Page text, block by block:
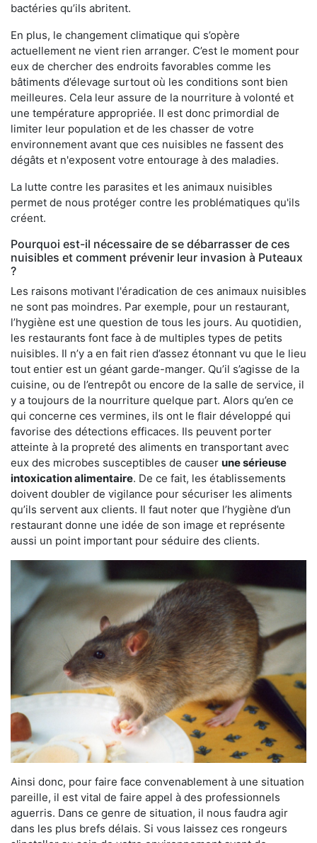
bactéries qu’ils abritent.
En plus, le changement climatique qui s’opère
actuellement ne vient rien arranger. C’est le moment pour
eux de chercher des endroits favorables comme les
bâtiments d’élevage surtout où les conditions sont bien
meilleures. Cela leur assure de la nourriture à volonté et
une température appropriée. Il est donc primordial de
limiter leur population et de les chasser de votre
environnement avant que ces nuisibles ne fassent des
dégâts et n'exposent votre entourage à des maladies.
La lutte contre les parasites et les animaux nuisibles
permet de nous protéger contre les problématiques qu'ils
créent.
Pourquoi est-il nécessaire de se débarrasser de ces
nuisibles et comment prévenir leur invasion à Puteaux
?
Les raisons motivant l'éradication de ces animaux nuisibles
ne sont pas moindres. Par exemple, pour un restaurant,
l’hygiène est une question de tous les jours. Au quotidien,
les restaurants font face à de multiples types de petits
nuisibles. Il n’y a en fait rien d’assez étonnant vu que le lieu
tout entier est un géant garde-manger. Qu’il s’agisse de la
cuisine, ou de l’entrepôt ou encore de la salle de service, il
y a toujours de la nourriture quelque part. Alors qu’en ce
qui concerne ces vermines, ils ont le flair développé qui
favorise des détections efficaces. Ils peuvent porter
atteinte à la propreté des aliments en transportant avec
eux des microbes susceptibles de causer une sérieuse
intoxication alimentaire. De ce fait, les établissements
doivent doubler de vigilance pour sécuriser les aliments
qu’ils servent aux clients. Il faut noter que l’hygiène d’un
restaurant donne une idée de son image et représente
aussi un point important pour séduire des clients.
Ainsi donc, pour faire face convenablement à une situation
pareille, il est vital de faire appel à des professionnels
aguerris. Dans ce genre de situation, il nous faudra agir
dans les plus brefs délais. Si vous laissez ces rongeurs